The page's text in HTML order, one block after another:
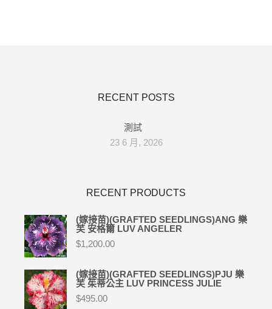
RECENT POSTS
測試
23 6 月, 2026
RECENT PRODUCTS
(嫁接苗)(GRAFTED SEEDLINGS)ANG 樂
芙 安格爾 LUV ANGELER
$1,200.00
(嫁接苗)(GRAFTED SEEDLINGS)PJU 樂
芙 茱蒂公主 LUV PRINCESS JULIE
$495.00